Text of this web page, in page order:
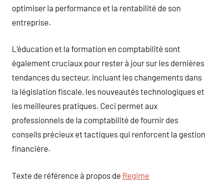
optimiser la performance et la rentabilité de son
entreprise.
L’éducation et la formation en comptabilité sont
également cruciaux pour rester à jour sur les dernières
tendances du secteur, incluant les changements dans
la législation fiscale, les nouveautés technologiques et
les meilleures pratiques. Ceci permet aux
professionnels de la comptabilité de fournir des
conseils précieux et tactiques qui renforcent la gestion
financière.
Texte de référence à propos de Regime